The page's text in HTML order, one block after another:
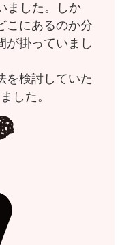
ました。しか
こにあるのか分
が掛っていまし
を検討していた
した。